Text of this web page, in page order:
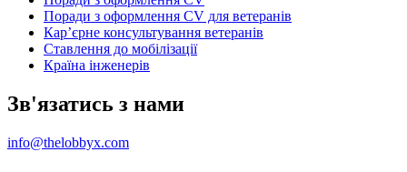
Поради з оформлення CV для ветеранів
Карʼєрне консультування ветеранів
Ставлення до мобілізації
Країна інженерів
Зв'язатись з нами
info@thelobbyx.com